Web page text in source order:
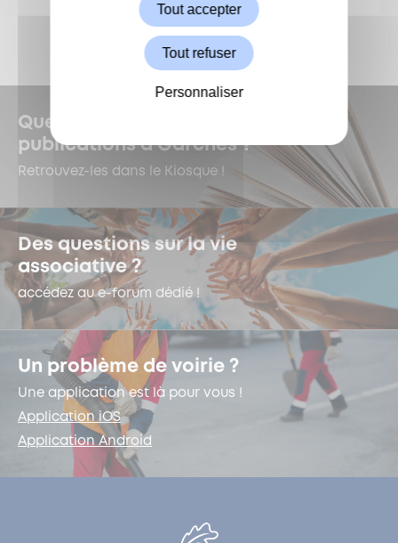
Quelles sont les dernières
publications à Garches ?
Retrouvez-les dans le Kiosque !
Des questions sur la vie
associative ?
accédez au e-forum dédié !
Un problème de voirie ?
Une application est là pour vous !
Application iOS
Application Android
Tout accepter
Tout refuser
Personnaliser